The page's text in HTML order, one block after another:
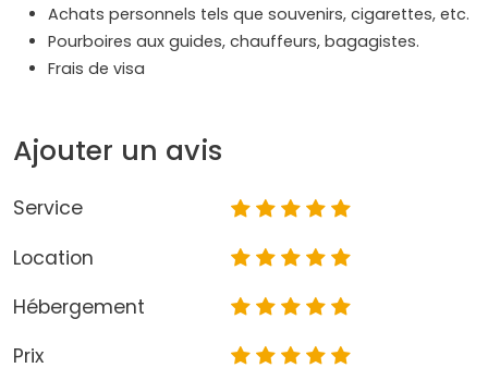
Achats personnels tels que souvenirs, cigarettes, etc.
Pourboires aux guides, chauffeurs, bagagistes.
Frais de visa
Ajouter un avis
Service
Location
Hébergement
Prix